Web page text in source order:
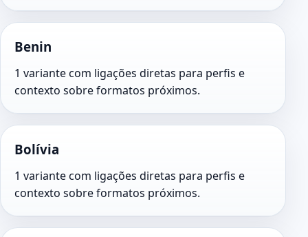
Benin
1 variante com ligações diretas para perfis e
contexto sobre formatos próximos.
Bolívia
1 variante com ligações diretas para perfis e
contexto sobre formatos próximos.